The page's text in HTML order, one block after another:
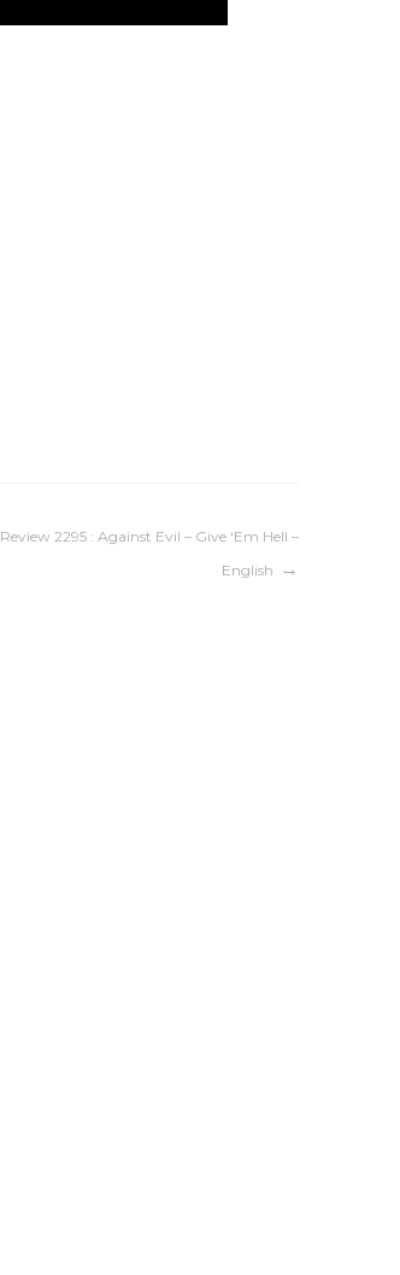
Review 2295 : Against Evil – Give ‘Em Hell –
English